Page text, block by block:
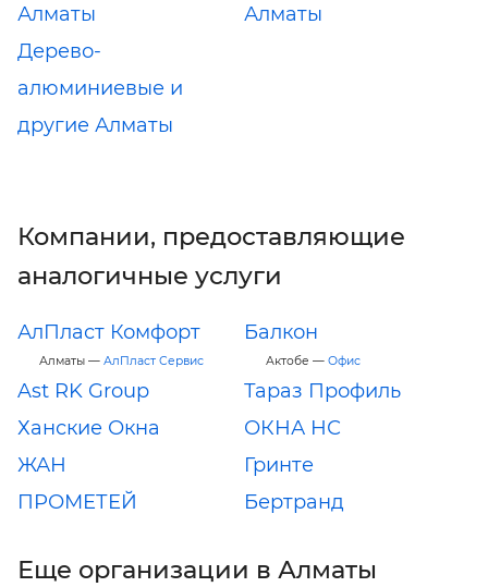
Алматы
Алматы
Дерево-
алюминиевые и
другие Алматы
Компании, предоставляющие
аналогичные услуги
АлПласт Комфорт
Алматы — АлПласт Сервис
Балкон
Актобе — Офис
Ast RK Group
Тараз Профиль
Ханские Окна
ОКНА НС
ЖАН
Гринте
ПРОМЕТЕЙ
Бертранд
Еще организации в Алматы